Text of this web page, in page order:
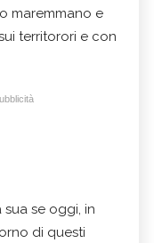
maremmano e
territorori e con
se oggi, in
di questi